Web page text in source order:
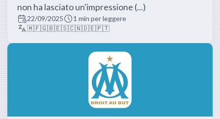
non ha lasciato un'impressione (...)
22/09/2025
1 min per leggere
🇲🇫🇬🇧🇪🇸🇨🇳🇩🇪🇵🇹